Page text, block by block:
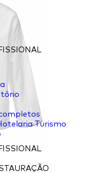
Turismo